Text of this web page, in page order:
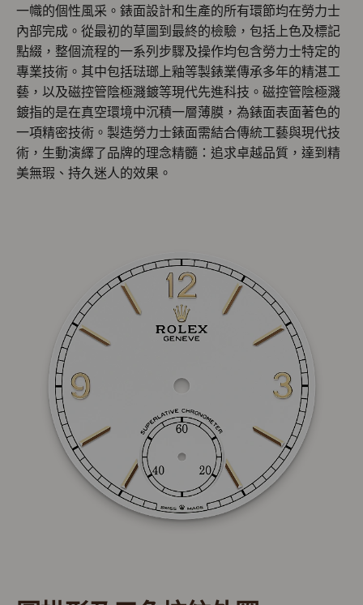
一幟的個性風采。錶面設計和生產的所有環節均在勞力士
內部完成。從最初的草圖到最終的檢驗，包括上色及標記
點綴，整個流程的一系列步驟及操作均包含勞力士特定的
專業技術。其中包括琺瑯上釉等製錶業傳承多年的精湛工
藝，以及磁控管陰極濺鍍等現代先進科技。磁控管陰極濺
鍍指的是在真空環境中沉積一層薄膜，為錶面表面著色的
一項精密技術。製造勞力士錶面需結合傳統工藝與現代技
術，生動演繹了品牌的理念精髓：追求卓越品質，達到精
美無瑕、持久迷人的效果。